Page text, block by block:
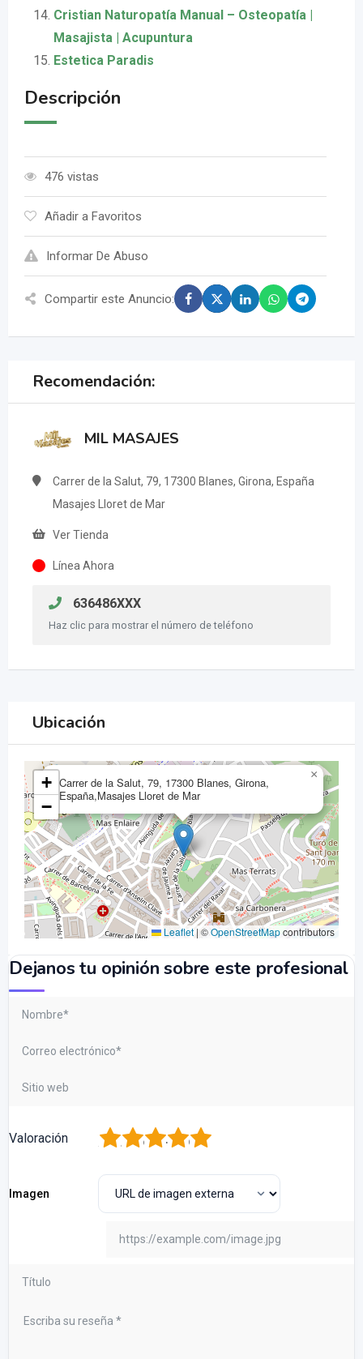
Cristian Naturopatía Manual – Osteopatía |
Masajista | Acupuntura
Estetica Paradis
Descripción
476 vistas
Añadir a Favoritos
Informar De Abuso
Compartir este Anuncio:
Recomendación:
MIL MASAJES
Carrer de la Salut, 79, 17300 Blanes, Girona, España
Masajes Lloret de Mar
Ver Tienda
Línea Ahora
636486XXX
Haz clic para mostrar el número de teléfono
Ubicación
Carrer de la Salut, 79, 17300 Blanes, Girona,
España,Masajes Lloret de Mar
×
+
−
Leaflet | ©OpenStreetMapcontributors
Dejanos tu opinión sobre este profesional
Valoración 5
4
3
2
Imagen